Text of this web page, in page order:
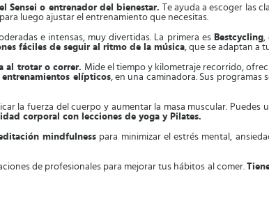
Sensei o entrenador del bienestar. Te ayuda a escoger las
para luego ajustar el entrenamiento que necesitas.
e intensas, muy divertidas. La primera es Bestcycling,
fáciles de seguir al ritmo de la música, que se adaptan a
al trotar o correr. Mide el tiempo y kilometraje recorrido,
entrenamientos elípticos, en una caminadora. Sus programas
la fuerza del cuerpo y aumentar la masa muscular. Puedes
corporal con lecciones de yoga y Pilates.
mindfulness para minimizar el estrés mental,
de profesionales para mejorar tus hábitos al comer.